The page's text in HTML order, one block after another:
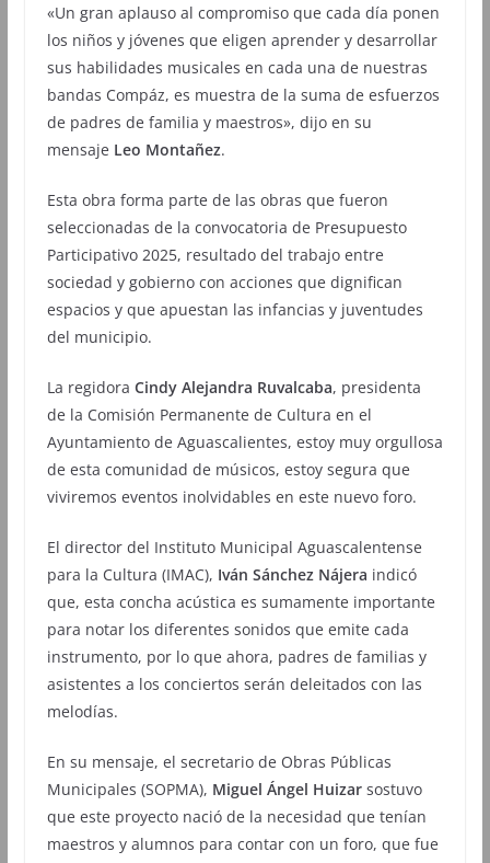
«Un gran aplauso al compromiso que cada día ponen
los niños y jóvenes que eligen aprender y desarrollar
sus habilidades musicales en cada una de nuestras
bandas Compáz, es muestra de la suma de esfuerzos
de padres de familia y maestros», dijo en su
mensaje Leo Montañez.
Esta obra forma parte de las obras que fueron
seleccionadas de la convocatoria de Presupuesto
Participativo 2025, resultado del trabajo entre
sociedad y gobierno con acciones que dignifican
espacios y que apuestan las infancias y juventudes
del municipio.
La regidora Cindy Alejandra Ruvalcaba, presidenta
de la Comisión Permanente de Cultura en el
Ayuntamiento de Aguascalientes, estoy muy orgullosa
de esta comunidad de músicos, estoy segura que
viviremos eventos inolvidables en este nuevo foro.
El director del Instituto Municipal Aguascalentense
para la Cultura (IMAC), Iván Sánchez Nájera indicó
que, esta concha acústica es sumamente importante
para notar los diferentes sonidos que emite cada
instrumento, por lo que ahora, padres de familias y
asistentes a los conciertos serán deleitados con las
melodías.
En su mensaje, el secretario de Obras Públicas
Municipales (SOPMA), Miguel Ángel Huizarsostuvo
que este proyecto nació de la necesidad que tenían
maestros y alumnos para contar con un foro, que fue